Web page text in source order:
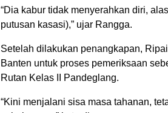
“Dia kabur tidak menyerahkan diri,
putusan kasasi),” ujar Rangga.
Setelah dilakukan penangkapan,
Banten untuk proses pemeriksaan
Rutan Kelas II Pandeglang.
“Kini menjalani sisa masa tahanan,